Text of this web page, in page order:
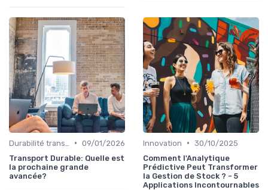
• 09/01/2026
Transport Durable: Quelle est
la prochaine grande
avancée?
Innovation • 30/10/2025
Comment l'Analytique
Prédictive Peut Transformer
la Gestion de Stock ? - 5
Applications Incontournables